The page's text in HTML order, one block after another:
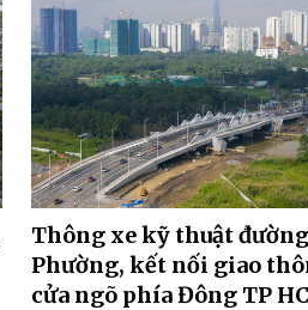
Thông xe kỹ thuật
Phường, kết nối giao
cửa ngõ phía Đông TP